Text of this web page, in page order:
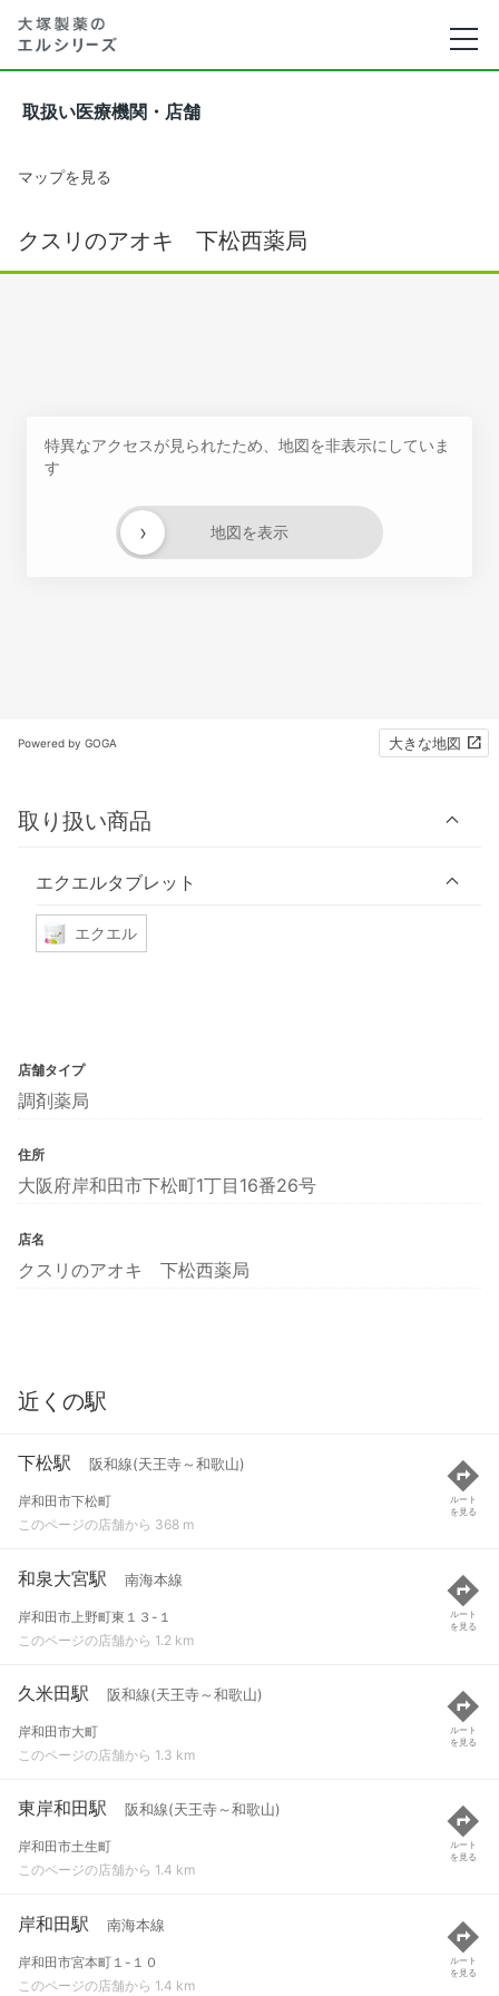
取扱い医療機関・店舗
マップを見る
クスリのアオキ 下松西薬局
特異なアクセスが見られたため、地図を非表示にしていま
す
地図を表示
›
Powered by GOGA 大きな地図
取り扱い商品
エクエルタブレット
エクエル
店舗タイプ
調剤薬局
住所
大阪府岸和田市下松町1丁目16番26号
店名
クスリのアオキ 下松西薬局
近くの駅
下松駅 阪和線(天王寺～和歌山)
岸和田市下松町
このページの店舗から 368 m
ルート
を見る
和泉大宮駅 南海本線
岸和田市上野町東１３-１
このページの店舗から 1.2 km
ルート
を見る
久米田駅 阪和線(天王寺～和歌山)
岸和田市大町
このページの店舗から 1.3 km
ルート
を見る
東岸和田駅 阪和線(天王寺～和歌山)
岸和田市土生町
このページの店舗から 1.4 km
ルート
を見る
岸和田駅 南海本線
岸和田市宮本町１-１０
このページの店舗から 1.4 km
ルート
を見る